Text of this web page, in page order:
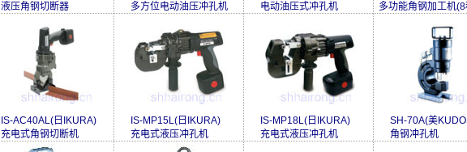
液压角钢切断器
多方位电动油压冲孔机
电动油压式冲孔机
多功能角钢加工机
IS-AC40AL(日IKURA)
充电式角钢切断机
IS-MP15L(日IKURA)
充电式液压冲孔机
IS-MP18L(日IKURA)
充电式液压冲孔机
SH-70A(美
角钢冲孔机